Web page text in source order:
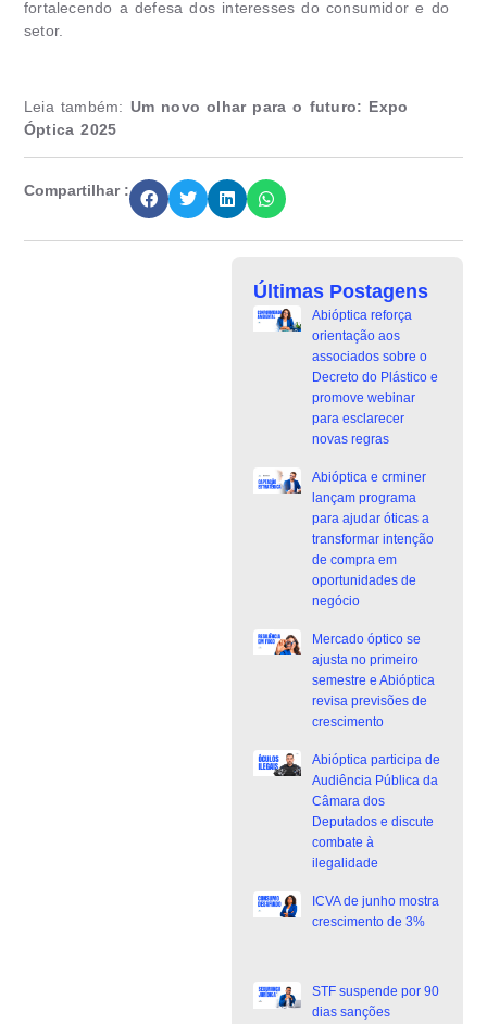
fortalecendo a defesa dos interesses do consumidor e do
setor.
Leia também: Um novo olhar para o futuro: Expo
Óptica 2025
Compartilhar :
Últimas Postagens
Abióptica reforça
orientação aos
associados sobre o
Decreto do Plástico e
promove webinar
para esclarecer
novas regras
Abióptica e crminer
lançam programa
para ajudar óticas a
transformar intenção
de compra em
oportunidades de
negócio
Mercado óptico se
ajusta no primeiro
semestre e Abióptica
revisa previsões de
crescimento
Abióptica participa de
Audiência Pública da
Câmara dos
Deputados e discute
combate à
ilegalidade
ICVA de junho mostra
crescimento de 3%
STF suspende por 90
dias sanções